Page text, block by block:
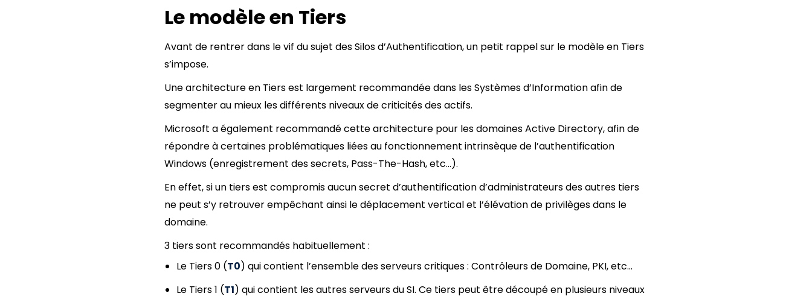
Le modèle en Tiers
Avant de rentrer dans le vif du sujet des Silos d’Authentification, un petit rappel sur le modèle en Tiers
s’impose.
Une architecture en Tiers est largement recommandée dans les Systèmes d’Information afin de
segmenter au mieux les différents niveaux de criticités des actifs.
Microsoft a également recommandé cette architecture pour les domaines Active Directory, afin de
répondre à certaines problématiques liées au fonctionnement intrinsèque de l’authentification
Windows (enregistrement des secrets, Pass-The-Hash, etc…).
En effet, si un tiers est compromis aucun secret d’authentification d’administrateurs des autres tiers
ne peut s’y retrouver empêchant ainsi le déplacement vertical et l’élévation de privilèges dans le
domaine.
3 tiers sont recommandés habituellement :
Le Tiers 0 (T0) qui contient l’ensemble des serveurs critiques : Contrôleurs de Domaine, PKI, etc…
Le Tiers 1 (T1) qui contient les autres serveurs du SI. Ce tiers peut être découpé en plusieurs niveaux